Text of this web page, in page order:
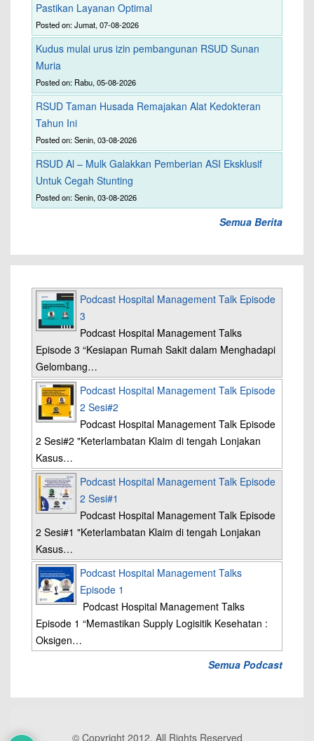
Pastikan Layanan Optimal
Posted on: Jumat, 07-08-2026
Kudus mulai urus izin pembangunan RSUD Sunan
Muria
Posted on: Rabu, 05-08-2026
RSUD Taman Husada Remajakan Alat Kedokteran
Tahun Ini
Posted on: Senin, 03-08-2026
RSUD Al – Mulk Galakkan Pemberian ASI Eksklusif
Untuk Cegah Stunting
Posted on: Senin, 03-08-2026
Semua Berita
Podcast Hospital Management Talk Episode
3
Podcast Hospital Management Talks
Episode 3 “Kesiapan Rumah Sakit dalam Menghadapi
Gelombang…
Podcast Hospital Management Talk Episode
2 Sesi#2
Podcast Hospital Management Talk Episode
2 Sesi#2 "Keterlambatan Klaim di tengah Lonjakan
Kasus…
Podcast Hospital Management Talk Episode
2 Sesi#1
Podcast Hospital Management Talk Episode
2 Sesi#1 "Keterlambatan Klaim di tengah Lonjakan
Kasus…
Podcast Hospital Management Talks
Episode 1
Podcast Hospital Management Talks
Episode 1 “Memastikan Supply Logisitik Kesehatan :
Oksigen…
Semua Podcast
© Copyright 2012, All Rights Reserved